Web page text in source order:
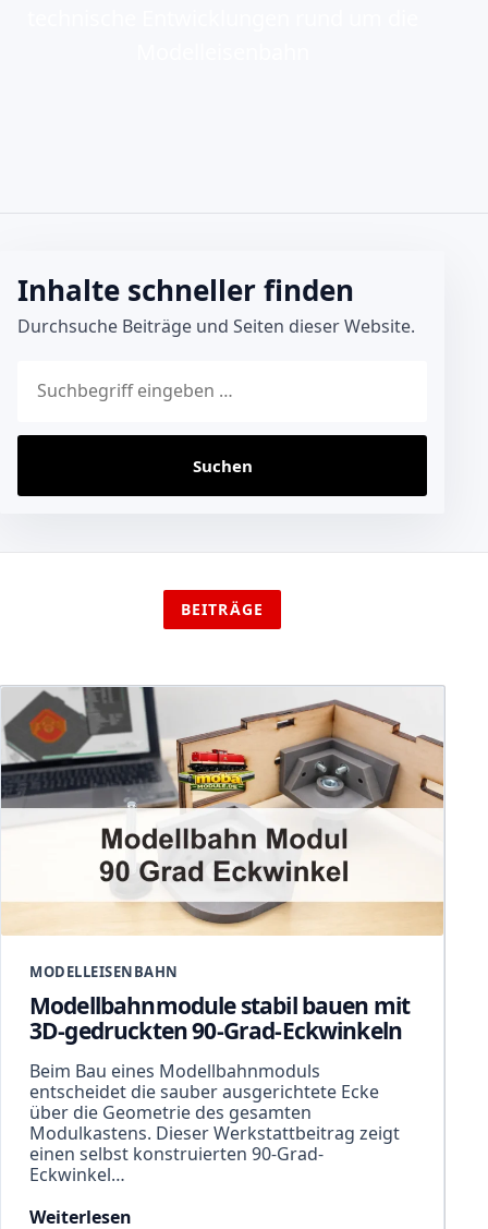
Inhalte schneller finden
Durchsuche Beiträge und Seiten dieser Website.
Suchen
BEITRÄGE
MODELLEISENBAHN
Modellbahnmodule stabil bauen mit
3D-gedruckten 90-Grad-Eckwinkeln
Beim Bau eines Modellbahnmoduls
entscheidet die sauber ausgerichtete Ecke
über die Geometrie des gesamten
Modulkastens. Dieser Werkstattbeitrag zeigt
einen selbst konstruierten 90-Grad-
Eckwinkel…
Weiterlesen